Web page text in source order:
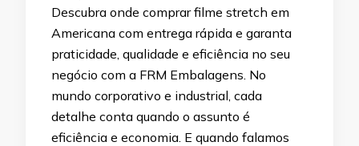
Descubra onde comprar filme stretch em
Americana com entrega rápida e garanta
praticidade, qualidade e eficiência no seu
negócio com a FRM Embalagens. No
mundo corporativo e industrial, cada
detalhe conta quando o assunto é
eficiência e economia. E quando falamos